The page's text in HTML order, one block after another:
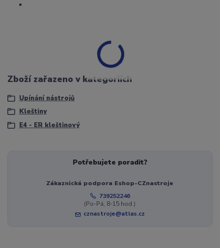
Zboží zařazeno v kategoriích
Upínání nástrojů
Kleštiny
E4 - ER kleštinový
Potřebujete poradit?
Zákaznická podpora Eshop-CZnastroje
739252246
(Po-Pá, 8-15 hod.)
cznastroje@atlas.cz